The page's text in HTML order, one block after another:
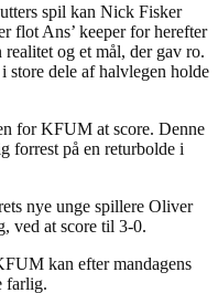
spil kan Nick Fisker
flot Ans’ keeper for herefter
og et mål, der gav ro.
store dele af halvlegen holde
for KFUM at score. Denne
forrest på en returbolde i
nye unge spillere Oliver
ved at score til 3-0.
kan efter mandagens
farlig.